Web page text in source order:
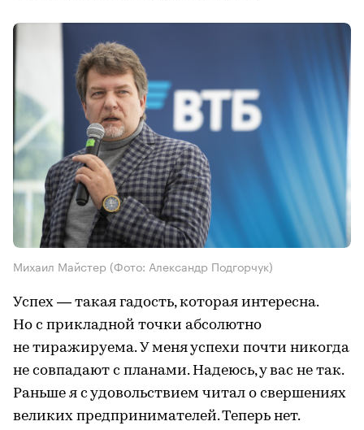
Михаил Майстер (Фото: Александр Подгорчук)
Успех — такая гадость, которая интересна.
Но с прикладной точки абсолютно
не тиражируема. У меня успехи почти никогда
не совпадают с планами. Надеюсь, у вас не так.
Раньше я с удовольствием читал о свершениях
великих предпринимателей. Теперь нет.